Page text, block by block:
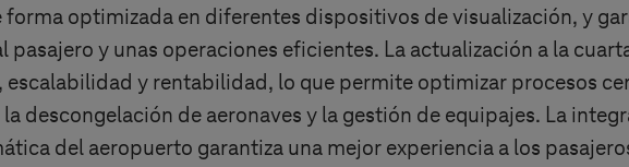
optimizada en diferentes dispositivos de visualización, y
pasajero y unas operaciones eficientes. La actualización a la
y rentabilidad, lo que permite optimizar procesos
descongelación de aeronaves y la gestión de equipajes. La
del aeropuerto garantiza una mejor experiencia a los